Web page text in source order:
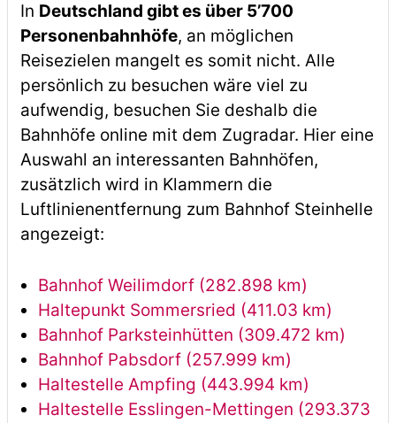
In Deutschland gibt es über 5’700
Personenbahnhöfe, an möglichen
Reisezielen mangelt es somit nicht. Alle
persönlich zu besuchen wäre viel zu
aufwendig, besuchen Sie deshalb die
Bahnhöfe online mit dem Zugradar. Hier eine
Auswahl an interessanten Bahnhöfen,
zusätzlich wird in Klammern die
Luftlinienentfernung zum Bahnhof Steinhelle
angezeigt:
Bahnhof Weilimdorf (282.898 km)
Haltepunkt Sommersried (411.03 km)
Bahnhof Parksteinhütten (309.472 km)
Bahnhof Pabsdorf (257.999 km)
Haltestelle Ampfing (443.994 km)
Haltestelle Esslingen-Mettingen (293.373